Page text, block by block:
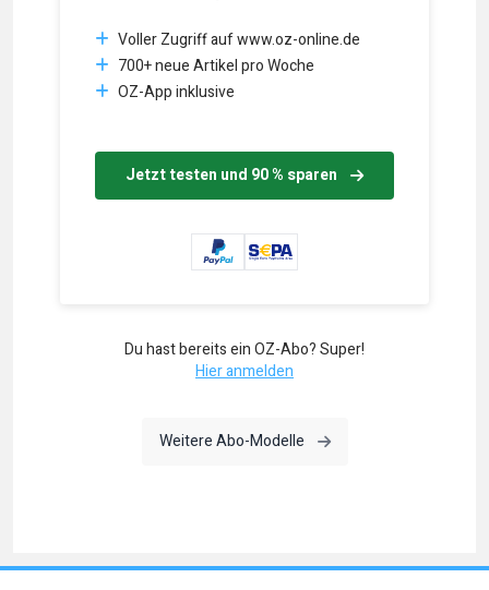
Voller Zugriff auf www.oz-online.de
700+ neue Artikel pro Woche
OZ-App inklusive
Jetzt testen und 90 % sparen
Du hast bereits ein OZ-Abo? Super!
Hier anmelden
Weitere Abo-Modelle